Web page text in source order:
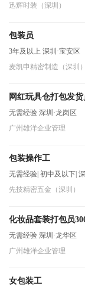
迅辉时装（深圳）
包装员
3年及以上 深圳·宝安区
麦凯申精密制造（深圳）
网红玩具仓打包发
无需经验 深圳·龙岗区
广州雄洋企业管理
包装操作工
无需经验 初中及以下
先技精密五金（深圳）
化妆品套装打包员
无需经验 深圳·龙华区
广州雄洋企业管理
女包装工